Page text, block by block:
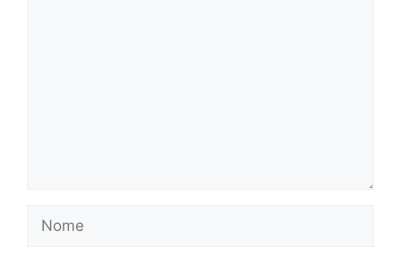
Nome